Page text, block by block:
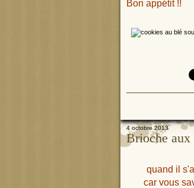
Bon appétit !!
4 octobre 2013
Brioche aux
quand il
car vous